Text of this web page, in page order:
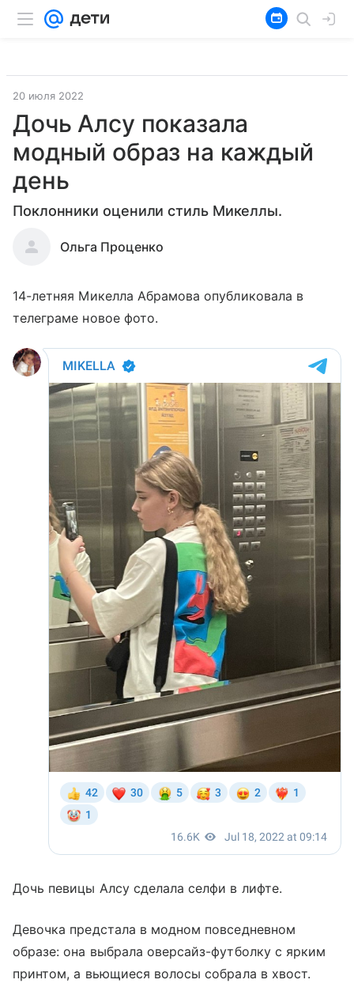
20 июля 2022
Дочь Алсу показала
модный образ на каждый
день
Поклонники оценили стиль Микеллы.
Ольга Проценко
14-летняя Микелла Абрамова опубликовала в
телеграме новое фото.
Дочь певицы Алсу сделала селфи в лифте.
Девочка предстала в модном повседневном
образе: она выбрала оверсайз-футболку с ярким
принтом, а вьющиеся волосы собрала в хвост.